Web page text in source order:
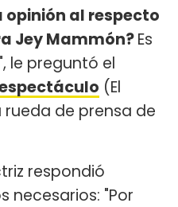
opinión al respecto
Jey Mammón?Es
le preguntó el
(El
de prensa de
respondió
necesarios: "Por